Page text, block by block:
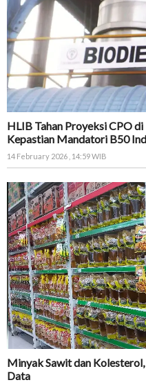
HLIB Tahan Proyeksi CPO
Kepastian Mandatori B50
14 February 2026 , 14:59 WIB
Minyak Sawit dan
Data